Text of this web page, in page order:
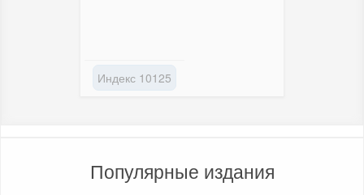
Индекс 10125
Популярные издания